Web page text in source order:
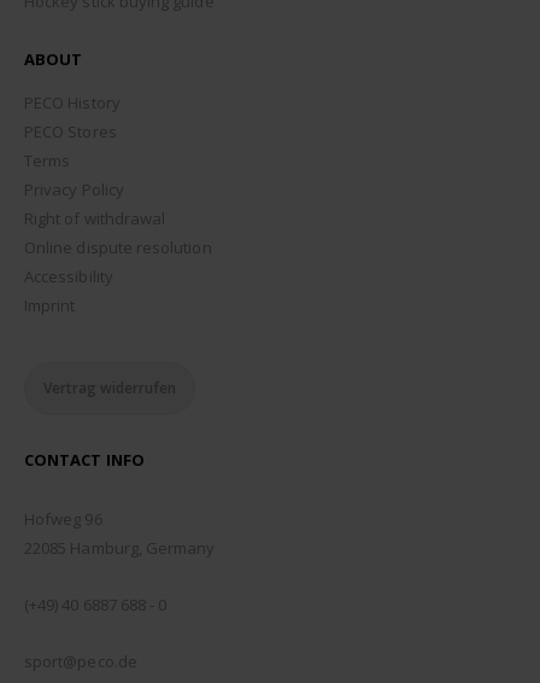
ABOUT
PECO History
PECO Stores
Terms
Privacy Policy
Right of withdrawal
Online dispute resolution
Accessibility
Imprint
Vertrag widerrufen
CONTACT INFO
Hofweg 96
22085 Hamburg, Germany
(+49) 40 6887 688 - 0
sport@peco.de